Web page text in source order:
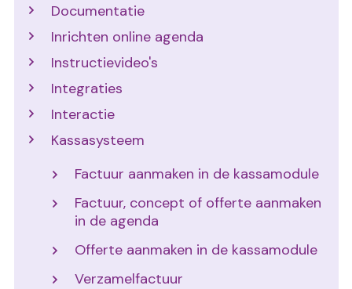
Documentatie
Inrichten online agenda
Instructievideo's
Integraties
Interactie
Kassasysteem
Factuur aanmaken in de kassamodule
Factuur, concept of offerte aanmaken
in de agenda
Offerte aanmaken in de kassamodule
Verzamelfactuur